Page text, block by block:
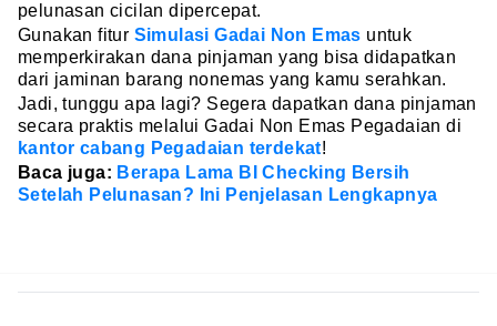
pelunasan cicilan dipercepat.
Gunakan fitur Simulasi Gadai Non Emas untuk
memperkirakan dana pinjaman yang bisa didapatkan
dari jaminan barang nonemas yang kamu serahkan.
Jadi, tunggu apa lagi? Segera dapatkan dana pinjaman
secara praktis melalui Gadai Non Emas Pegadaian di
kantor cabang Pegadaian terdekat!
Baca juga: Berapa Lama BI Checking Bersih
Setelah Pelunasan? Ini Penjelasan Lengkapnya